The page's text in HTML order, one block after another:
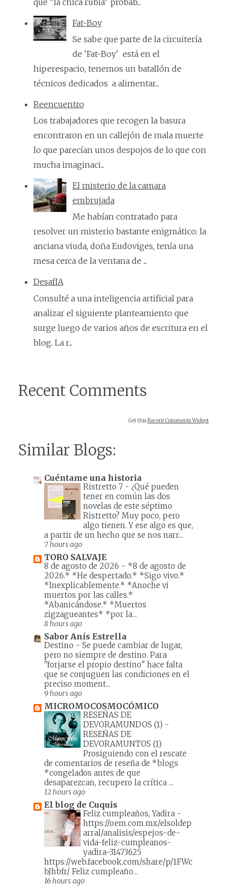
Fat-Boy
Se sabe que parte de la circuitería
de 'Fat-Boy' está en el
hiperespacio, tenemos un batallón de
técnicos dedicados a alimentar...
Reencuentro
Los trabajadores que recogen la basura
encontraron en un callejón de mala muerte
lo que parecían unos despojos de lo que con
mucha imaginaci...
El misterio de la camara
embrujada
Me habían contratado para
resolver un misterio bastante enigmático: la
anciana viuda, doña Eudoviges, tenía una
mesa cerca de la ventana de ...
DesafIA
Consulté a una inteligencia artificial para
analizar el siguiente planteamiento que
surge luego de varios años de escritura en el
blog. La r...
Recent Comments
Get thisRecent Comments Widget
Similar Blogs:
Cuéntame una historia
Ristretto 7 - ¿Qué pueden
tener en común las dos
novelas de este séptimo
Ristretto? Muy poco, pero
algo tienen. Y ese algo es que,
a partir de un hecho que se nos narr...
7 hours ago
TORO SALVAJE
8 de agosto de 2026 - *8 de agosto de
2026.* *He despertado.* *Sigo vivo.*
*Inexplicablemente.* *Anoche vi
muertos por las calles.*
*Abanicándose.* *Muertos
zigzagueantes* *por la...
8 hours ago
Sabor Anís Estrella
Destino - Se puede cambiar de lugar,
pero no siempre de destino. Para
"forjarse el propio destino" hace falta
que se conjuguen las condiciones en el
preciso moment...
9 hours ago
MICROMOCOSMOCÓMICO
RESEÑAS DE
DEVORAMUNDOS (1) -
RESEÑAS DE
DEVORAMUNTOS (1)
Prosiguiendo con el rescate
de comentarios de reseña de *blogs
*congelados antes de que
desaparezcan, recupero la crítica ...
12 hours ago
El blog de Cuquis
Feliz cumpleaños, Yadira -
https://oem.com.mx/elsoldep
arral/analisis/espejos-de-
vida-feliz-cumpleanos-
yadira-31473625
https://web.facebook.com/share/p/1FWc
bJhbfr/ Feliz cumpleaño...
16 hours ago